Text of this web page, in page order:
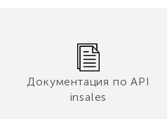
Документация по API
insales